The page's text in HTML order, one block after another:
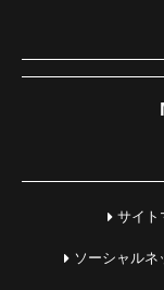
サイト
ソーシャルネ